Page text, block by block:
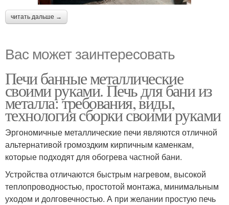
читать дальше →
Вас может заинтересовать
Печи банные металлические
своими руками. Печь для бани из
металла: требования, виды,
технология сборки своими руками
Эргономичные металлические печи являются отличной
альтернативой громоздким кирпичным каменкам,
которые подходят для обогрева частной бани.
Устройства отличаются быстрым нагревом, высокой
теплопроводностью, простотой монтажа, минимальным
уходом и долговечностью. А при желании простую печь